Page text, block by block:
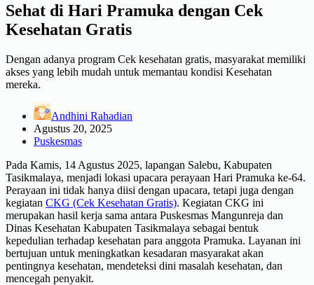
Sehat di Hari Pramuka dengan Cek
Kesehatan Gratis
Dengan adanya program Cek kesehatan gratis, masyarakat memiliki
akses yang lebih mudah untuk memantau kondisi Kesehatan
mereka.
Andhini Rahadian
Agustus 20, 2025
Puskesmas
Pada Kamis, 14 Agustus 2025, lapangan Salebu, Kabupaten
Tasikmalaya, menjadi lokasi upacara perayaan Hari Pramuka ke-64.
Perayaan ini tidak hanya diisi dengan upacara, tetapi juga dengan
kegiatan CKG (Cek Kesehatan Gratis). Kegiatan CKG ini
merupakan hasil kerja sama antara Puskesmas Mangunreja dan
Dinas Kesehatan Kabupaten Tasikmalaya sebagai bentuk
kepedulian terhadap kesehatan para anggota Pramuka. Layanan ini
bertujuan untuk meningkatkan kesadaran masyarakat akan
pentingnya kesehatan, mendeteksi dini masalah kesehatan, dan
mencegah penyakit.